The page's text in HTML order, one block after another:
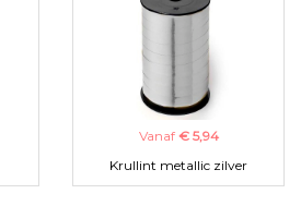
Vanaf € 5,94
Krullint metallic zilver